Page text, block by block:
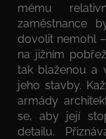
mému
zaměstnance
dovolit nemohl
na jižním
tak blaženou a
jeho stavby.
armády
se, aby její
detailu.